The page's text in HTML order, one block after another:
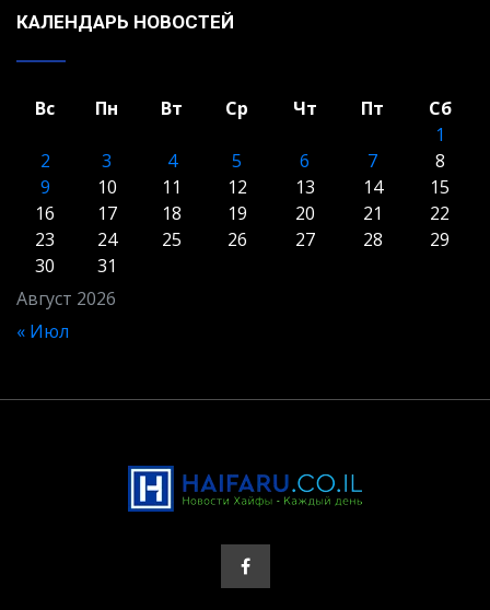
КАЛЕНДАРЬ НОВОСТЕЙ
Август 2026
Вс Пн Вт Ср Чт Пт
Сб
1
2
3 4 5 6 7
8
9
10 11 12 13 14
15
16
17 18 19 20 21
22
23
24 25 26 27 28
29
30
31
« Июл